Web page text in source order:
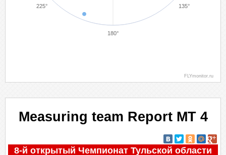
135°
180°
225°
FLYmonitor.ru
Measuring team Report MT 4
8-й открытый Чемпионат Тульской области